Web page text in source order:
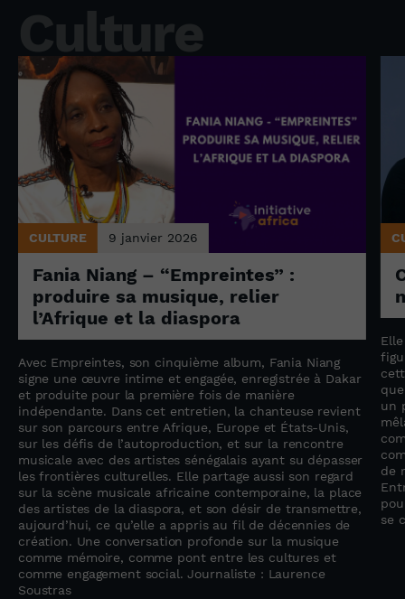
Culture
CULTURE 9 janvier 2026
Fania Niang – “Empreintes” :
produire sa musique, relier
l’Afrique et la diaspora
Avec Empreintes, son cinquième album, Fania Niang
signe une œuvre intime et engagée, enregistrée à Dakar
et produite pour la première fois de manière
indépendante. Dans cet entretien, la chanteuse revient
sur son parcours entre Afrique, Europe et États-Unis,
sur les défis de l’autoproduction, et sur la rencontre
musicale avec des artistes sénégalais ayant su dépasser
les frontières culturelles. Elle partage aussi son regard
sur la scène musicale africaine contemporaine, la place
des artistes de la diaspora, et son désir de transmettre,
aujourd’hui, ce qu’elle a appris au fil de décennies de
création. Une conversation profonde sur la musique
comme mémoire, comme pont entre les cultures et
comme engagement social. Journaliste : Laurence
Soustras
un
de
se